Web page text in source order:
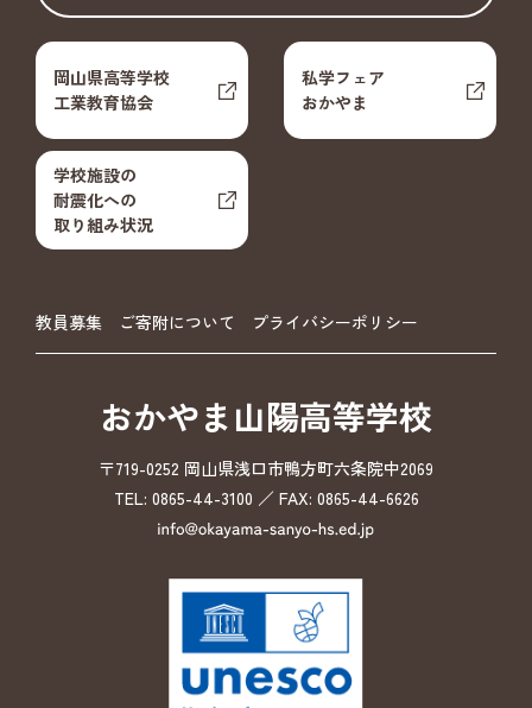
岡山県高等学校
工業教育協会
私学フェア
おかやま
学校施設の
耐震化への
取り組み状況
教員募集 ご寄附について プライバシーポリシー
おかやま山陽高等学校
〒719-0252 岡山県浅口市鴨方町六条院中2069
TEL: 0865-44-3100 ／ FAX: 0865-44-6626